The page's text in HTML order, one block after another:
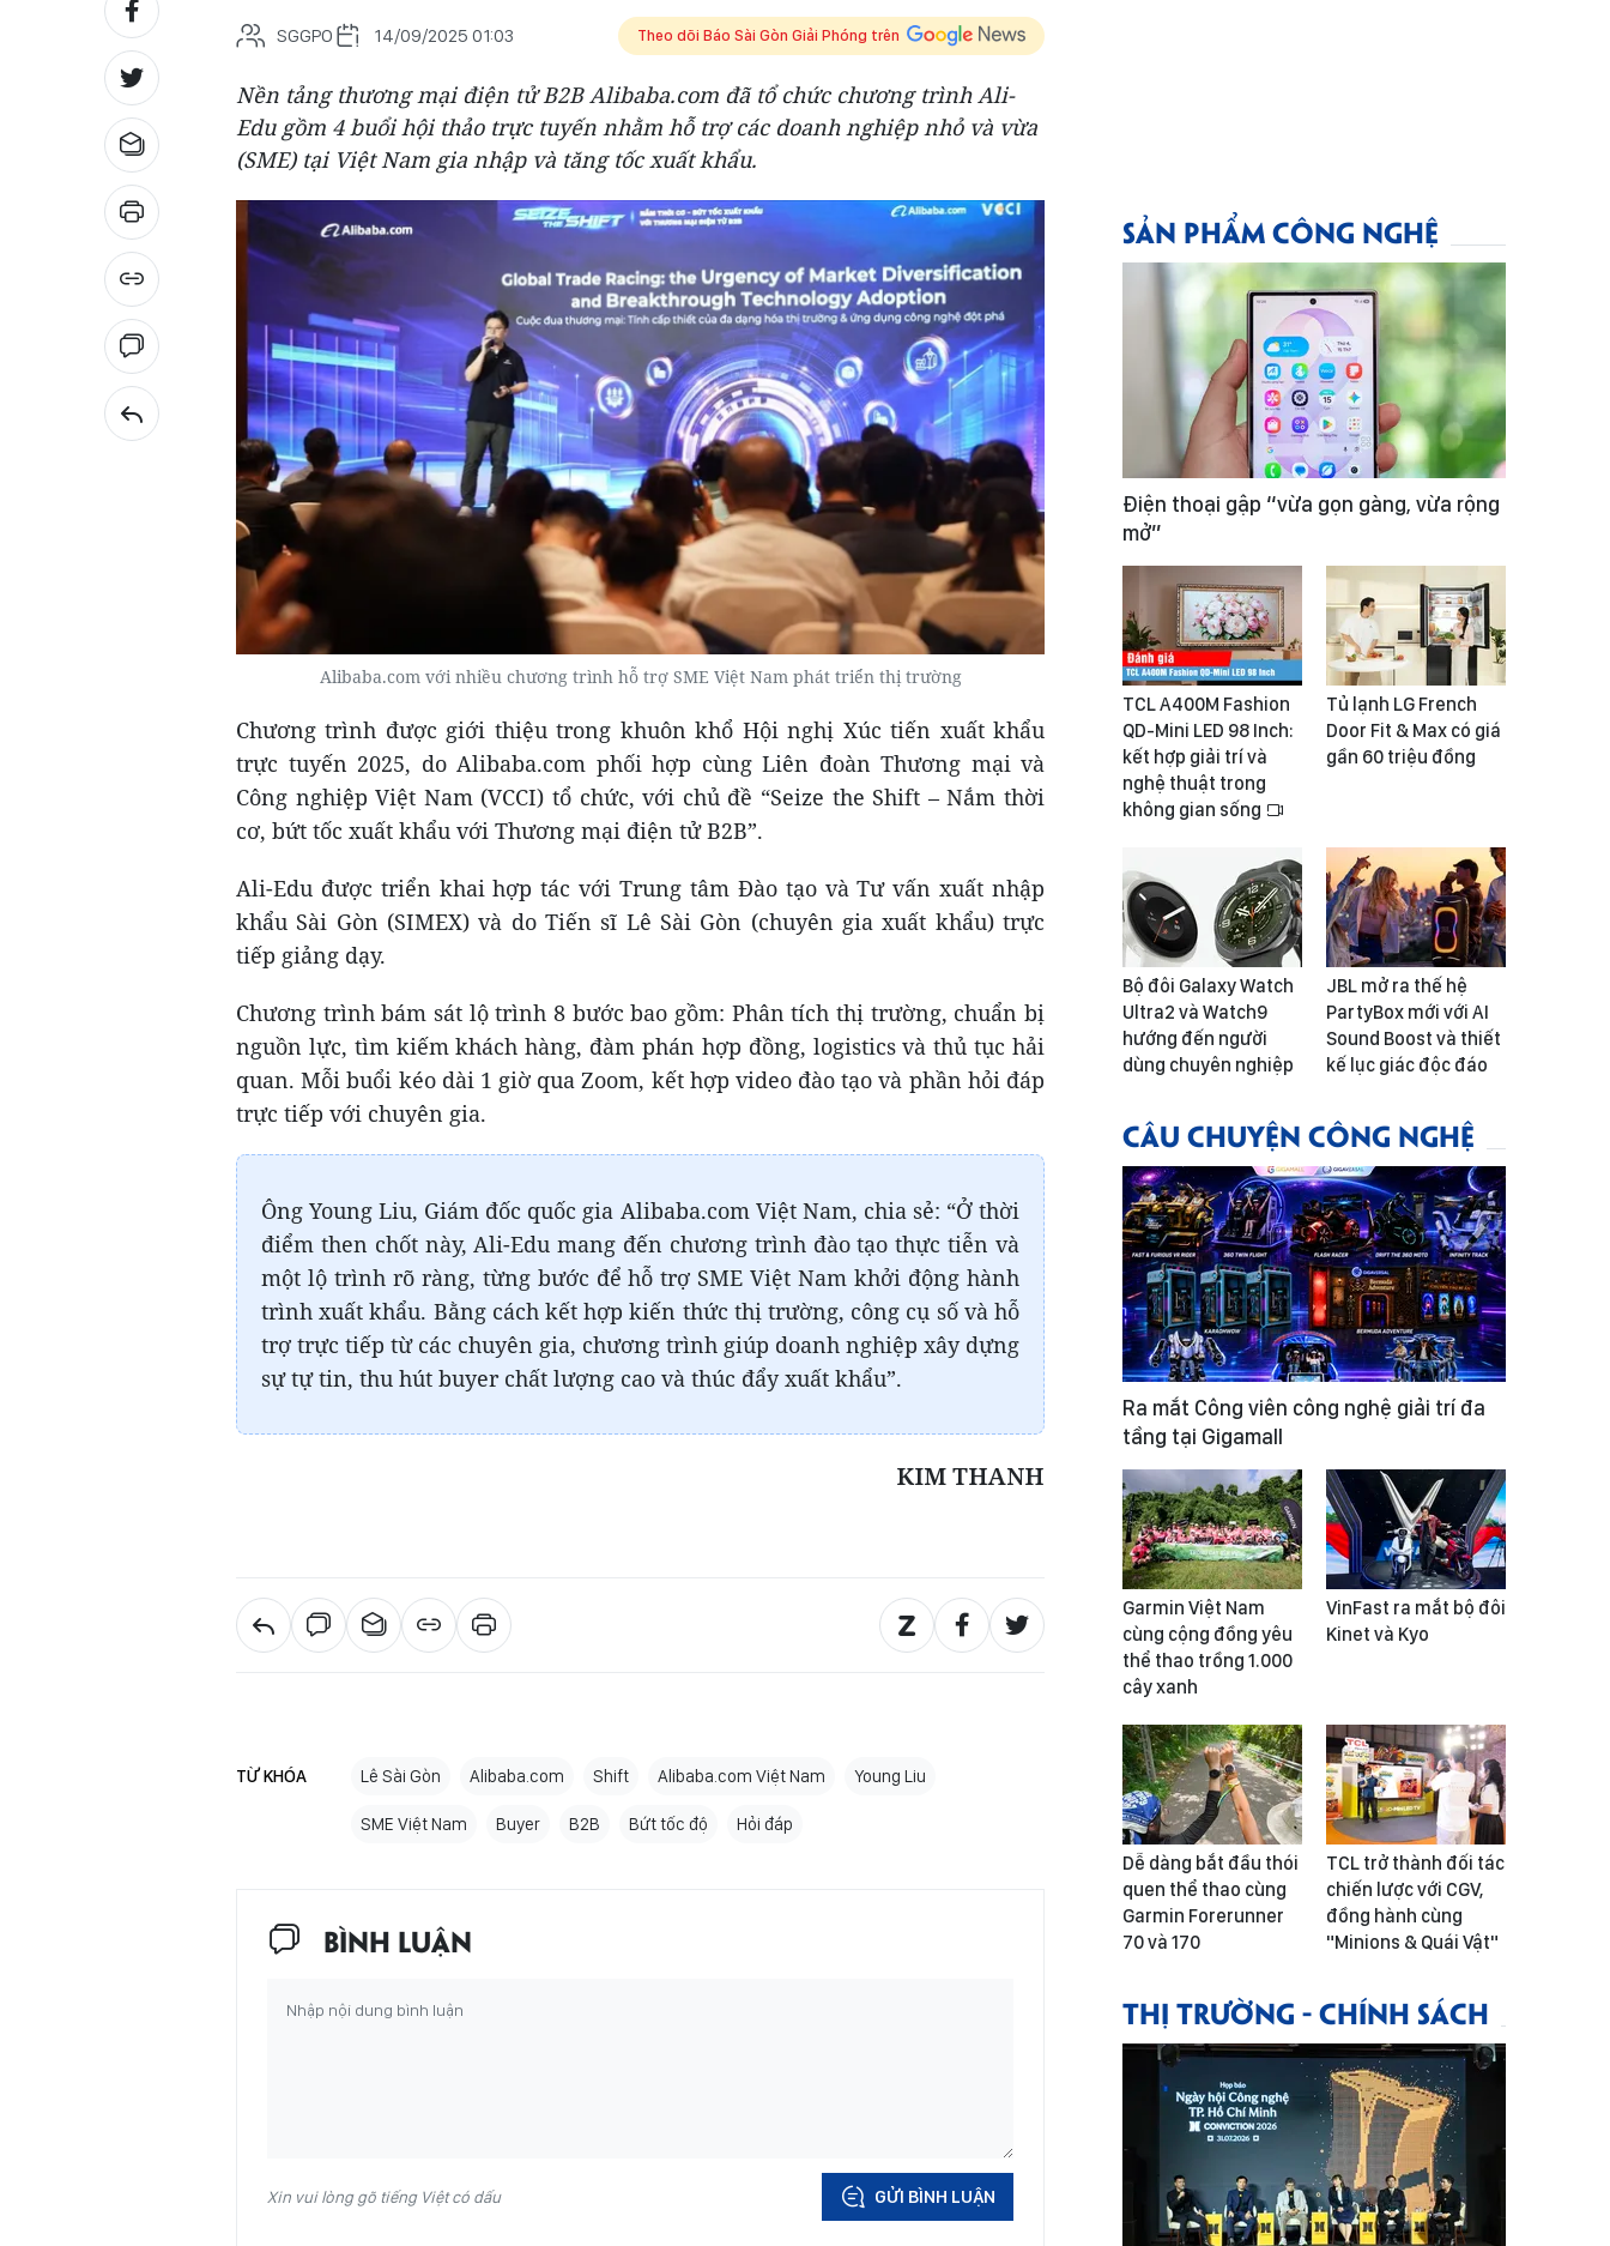
SGGPO 14/09/2025 01:03 Theo dõi Báo Sài Gòn Giải Phóng trên
Nền tảng thương mại điện tử B2B Alibaba.com đã tổ chức chương trình Ali-
Edu gồm 4 buổi hội thảo trực tuyến nhằm hỗ trợ các doanh nghiệp nhỏ và vừa
(SME) tại Việt Nam gia nhập và tăng tốc xuất khẩu.
Alibaba.com với nhiều chương trình hỗ trợ SME Việt Nam phát triển thị trường
Chương trình được giới thiệu trong khuôn khổ Hội nghị Xúc tiến xuất khẩu
trực tuyến 2025, do Alibaba.com phối hợp cùng Liên đoàn Thương mại và
Công nghiệp Việt Nam (VCCI) tổ chức, với chủ đề “Seize the Shift – Nắm thời
cơ, bứt tốc xuất khẩu với Thương mại điện tử B2B”.
Ali-Edu được triển khai hợp tác với Trung tâm Đào tạo và Tư vấn xuất nhập
khẩu Sài Gòn (SIMEX) và do Tiến sĩ Lê Sài Gòn (chuyên gia xuất khẩu) trực
tiếp giảng dạy.
Chương trình bám sát lộ trình 8 bước bao gồm: Phân tích thị trường, chuẩn bị
nguồn lực, tìm kiếm khách hàng, đàm phán hợp đồng, logistics và thủ tục hải
quan. Mỗi buổi kéo dài 1 giờ qua Zoom, kết hợp video đào tạo và phần hỏi đáp
trực tiếp với chuyên gia.
Ông Young Liu, Giám đốc quốc gia Alibaba.com Việt Nam, chia sẻ: “Ở thời
điểm then chốt này, Ali-Edu mang đến chương trình đào tạo thực tiễn và
một lộ trình rõ ràng, từng bước để hỗ trợ SME Việt Nam khởi động hành
trình xuất khẩu. Bằng cách kết hợp kiến thức thị trường, công cụ số và hỗ
trợ trực tiếp từ các chuyên gia, chương trình giúp doanh nghiệp xây dựng
sự tự tin, thu hút buyer chất lượng cao và thúc đẩy xuất khẩu”.
KIM THANH
TỪ KHÓA Lê Sài Gòn Alibaba.com Shift Alibaba.com Việt Nam Young Liu
SME Việt Nam Buyer B2B Bứt tốc độ Hỏi đáp
BÌNH LUẬN
Xin vui lòng gõ tiếng Việt có dấu GỬI BÌNH LUẬN
SẢN PHẨM CÔNG NGHỆ
Điện thoại gập “vừa gọn gàng, vừa rộng
mở”
TCL A400M Fashion
QD-Mini LED 98 Inch:
kết hợp giải trí và
nghệ thuật trong
không gian sống
Tủ lạnh LG French
Door Fit & Max có giá
gần 60 triệu đồng
Bộ đôi Galaxy Watch
Ultra2 và Watch9
hướng đến người
dùng chuyên nghiệp
JBL mở ra thế hệ
PartyBox mới với AI
Sound Boost và thiết
kế lục giác độc đáo
CÂU CHUYỆN CÔNG NGHỆ
Ra mắt Công viên công nghệ giải trí đa
tầng tại Gigamall
Garmin Việt Nam
cùng cộng đồng yêu
thể thao trồng 1.000
cây xanh
VinFast ra mắt bộ đôi
Kinet và Kyo
Dễ dàng bắt đầu thói
quen thể thao cùng
Garmin Forerunner
70 và 170
TCL trở thành đối tác
chiến lược với CGV,
đồng hành cùng
"Minions & Quái Vật"
THỊ TRƯỜNG - CHÍNH SÁCH